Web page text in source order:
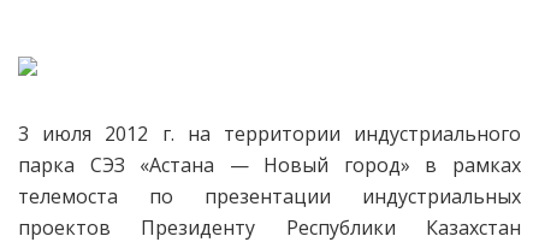
3 июля 2012 г. на территории индустриального
парка СЭЗ «Астана — Новый город» в рамках
телемоста по презентации индустриальных
проектов Президенту Республики Казахстан